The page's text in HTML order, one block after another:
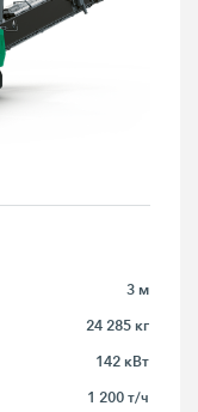
3 м
24 285 кг
142 кВт
1 200 т/ч